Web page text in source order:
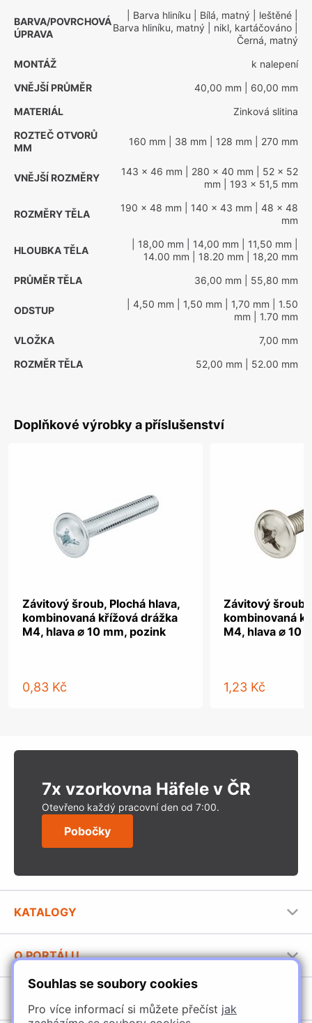
Souhlas se soubory cookies
Pro více informací si můžete přečíst jak
BARVA/POVRCHOVÁ
ÚPRAVA
| Barva hliníku | Bílá, matný | leštěné
Barva hliníku, matný | nikl, kartáčováno
Černá, matný
MONTÁŽ
k nalepení
VNĚJŠÍ PRŮMĚR
40,00 mm | 60,00 mm
MATERIÁL
Zinková slitina
ROZTEČ OTVORŮ
MM
160 mm | 38 mm | 128 mm | 270 mm
VNĚJŠÍ ROZMĚRY
143 x 46 mm | 280 x 40 mm | 52 x 52
mm | 193 x 51,5 mm
ROZMĚRY TĚLA
190 x 48 mm | 140 x 43 mm | 48 x 48
mm
HLOUBKA TĚLA
| 18,00 mm | 14,00 mm | 11,50 mm
14.00 mm | 18.20 mm | 18,20 mm
PRŮMĚR TĚLA
36,00 mm | 55,80 mm
ODSTUP
| 4,50 mm | 1,50 mm | 1,70 mm | 1.50
mm | 1.70 mm
VLOŽKA
7,00 mm
ROZMĚR TĚLA
52,00 mm | 52.00 mm
Doplňkové výrobky a příslušenství
Závitový šroub, Plochá hlava,
kombinovaná křížová drážka
M4, hlava ⌀ 10 mm, pozink
0,83 Kč
Závitový šroub,
kombinovaná
M4, hlava ⌀ 10
1,23 Kč
7x vzorkovna Häfele v ČR
Otevřeno každý pracovní den od 7:00.
Pobočky
KATALOGY
Stavební katalog Häfele
Brožury Häfele
O PORTÁLU
Provozovatel portálu
Jak používat portál